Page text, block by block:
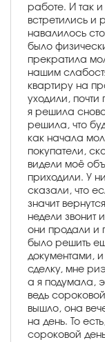
работе. И так и
встретились и
навалилось
было
прекратила
нашим
квартиру на
уходили, почти
я решила
решила, что
как начала
покупатели,
видели моё
приходили. У
сказали, что
значит
недели звонит
они продали и
было решить
документами, и
сделку, мне
а я подумала,
ведь
вышло, она
на день. То
сороковой